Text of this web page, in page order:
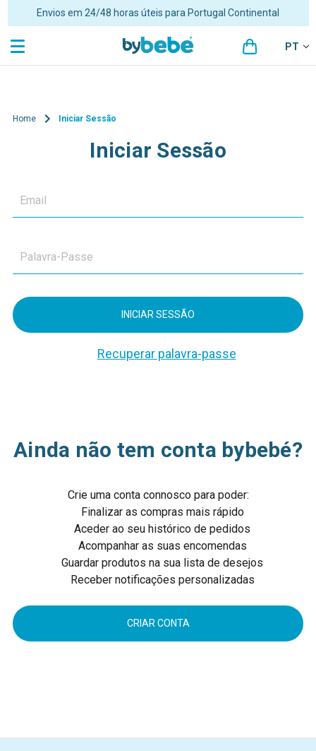
Envios em 24/48 horas úteis para Portugal Continental
PT
Home Iniciar Sessão
Iniciar Sessão
Recuperar palavra-passe
Ainda não tem conta bybebé?
Crie uma conta connosco para poder:
Finalizar as compras mais rápido
Aceder ao seu histórico de pedidos
Acompanhar as suas encomendas
Guardar produtos na sua lista de desejos
Receber notificações personalizadas
CRIAR CONTA